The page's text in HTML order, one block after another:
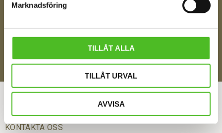
Marknadsföring
TILLÅT ALLA
TILLÅT URVAL
AVVISA
Jag samtycker till att motta digital kommunikation i
SKICKA
ÅNGRA DITT KÖP
KONTAKTA OSS